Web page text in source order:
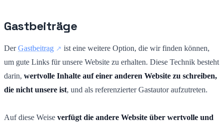
Gastbeiträge
DerGastbeitrag
ist eine weitere Option, die wir finden können,
um gute Links für unsere Website zu erhalten. Diese Technik besteht
darin, wertvolle Inhalte auf einer anderen Website zu schreiben,
die nicht unsere ist, und als referenzierter Gastautor aufzutreten.
Auf diese Weise verfügt die andere Website über wertvolle und